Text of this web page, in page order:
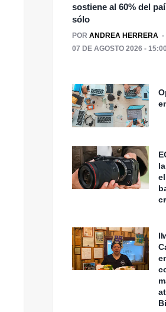
sostiene al 60% del
sólo
POR ANDREA HERRERA
07 DE AGOSTO 2026 - 15:00